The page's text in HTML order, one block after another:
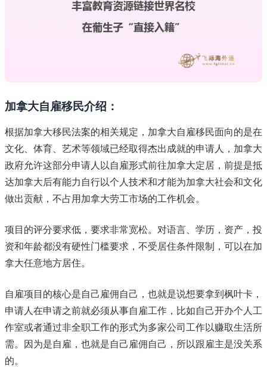
加拿大自雇移民介绍：
根据加拿大移民法案的相关规定，加拿大自雇移民面向的是在
文化、体育、艺术等领域已经取得杰出成就的申请人，加拿大
政府允许这部分申请人以自雇形式前往加拿大定居，前提是抵
达加拿大后有能力自行以个人技术和才能为加拿大社会和文化
做出贡献，不占用加拿大劳工市场的工作机会。
项目的评分要求低，要求非常宽松。对语言、学历，资产，投
资和年龄都没有硬性门槛要求，不受居住条件限制，可以在加
拿大任意地方居住。
自雇项目的核心是自己雇佣自己，也就是说想要拿到枫叶卡，
申请人在申请之前就必须从事自雇工作，比如自己开办个人工
作室或者通过非全职工作的形式为多家公司工作以赚取生活所
需。因为是自雇，也就是自己雇佣自己，所以跟雇主是没关系
的。